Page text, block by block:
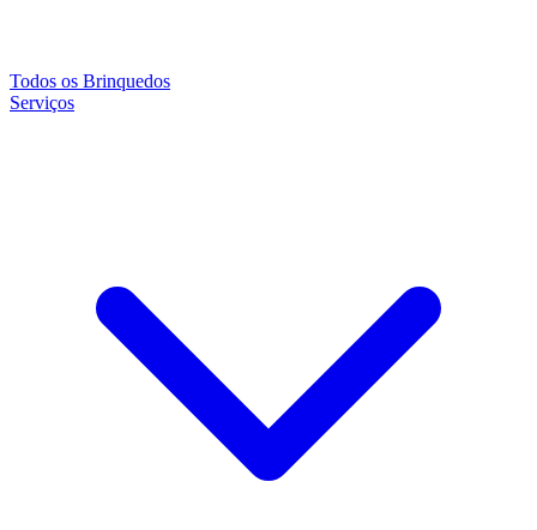
Todos os Brinquedos
Serviços